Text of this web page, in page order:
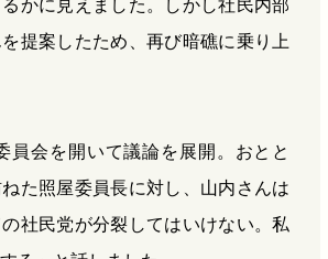
提案したため、再び暗礁に乗り上
員会を開いて議論を展開。おとと
た照屋委員長に対し、山内さんは
の社民党が分裂してはいけない。私